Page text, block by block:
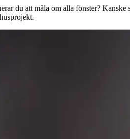
du att måla om alla fönster?